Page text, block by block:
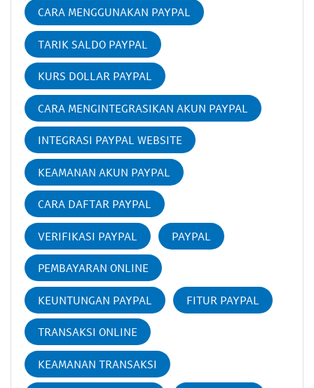
CARA MENGGUNAKAN PAYPAL
TARIK SALDO PAYPAL
KURS DOLLAR PAYPAL
CARA MENGINTEGRASIKAN AKUN PAYPAL
INTEGRASI PAYPAL WEBSITE
KEAMANAN AKUN PAYPAL
CARA DAFTAR PAYPAL
VERIFIKASI PAYPAL PAYPAL
PEMBAYARAN ONLINE
KEUNTUNGAN PAYPAL FITUR PAYPAL
TRANSAKSI ONLINE
KEAMANAN TRANSAKSI